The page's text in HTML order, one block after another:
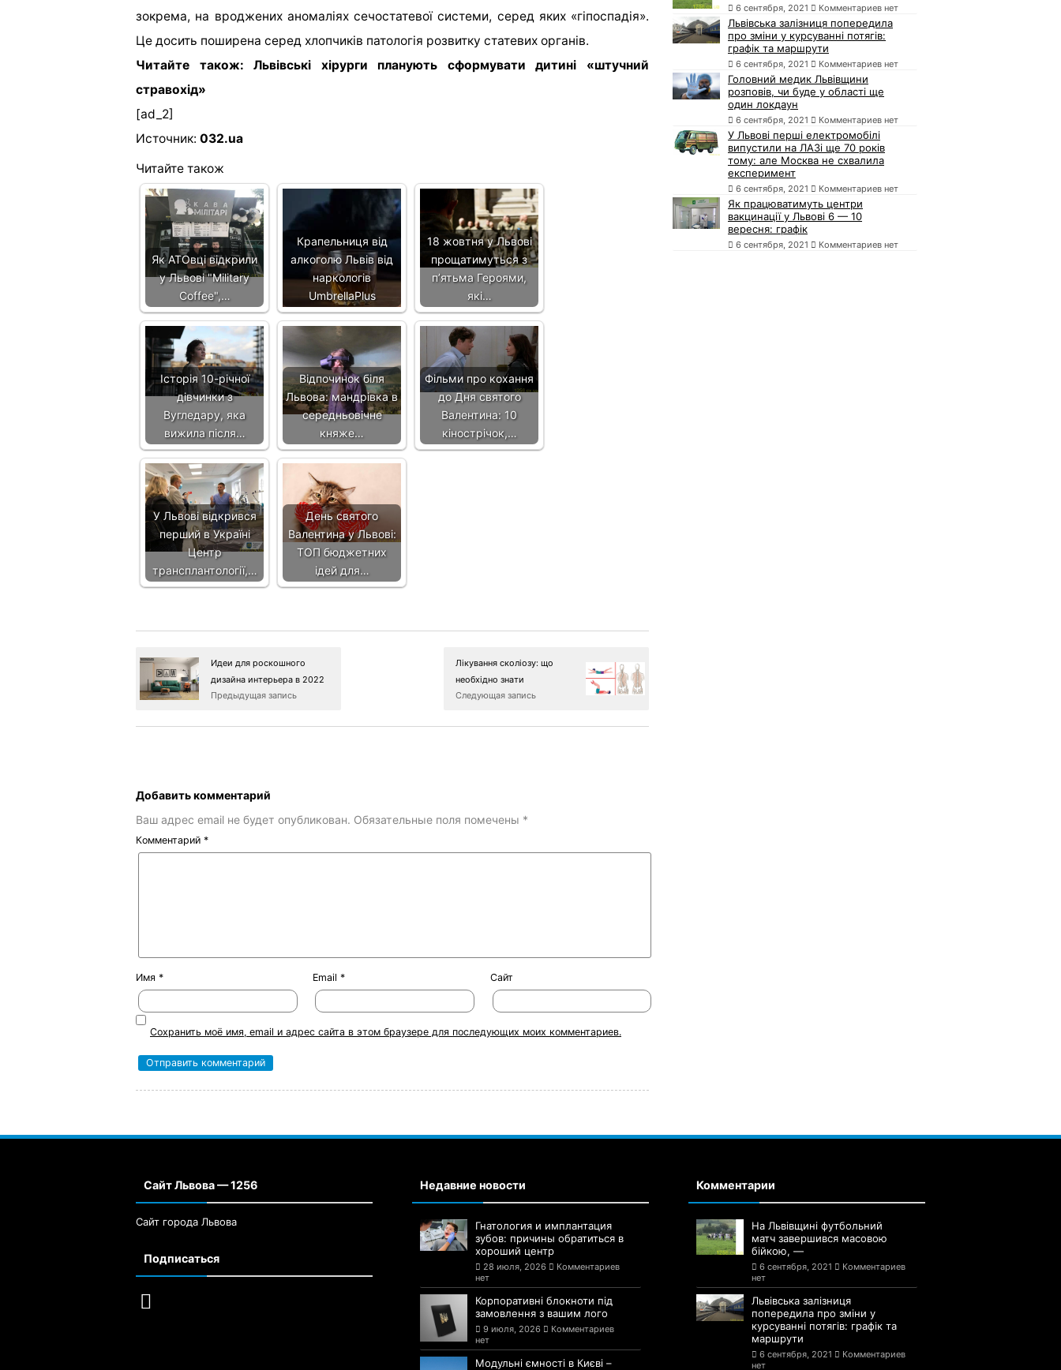
зокрема, на вроджених аномаліях сечостатевої системи, серед яких «гіпоспадія».
Це досить поширена серед хлопчиків патологія розвитку статевих органів.
Читайте також: Львівські хірурги планують сформувати дитині «штучний
стравохід»
[ad_2]
Источник: 032.ua
Читайте також
Як АТОвці відкрили
у Львові "Military
Coffee",…
Крапельниця від
алкоголю Львів від
наркологів
UmbrellaPlus
18 жовтня у Львові
прощатимуться з
п’ятьма Героями,
які…
Історія 10-річної
дівчинки з
Вугледару, яка
вижила після…
Відпочинок біля
Львова: мандрівка в
середньовічне
княже…
Фільми про кохання
до Дня святого
Валентина: 10
кінострічок,…
У Львові відкрився
перший в Україні
Центр
трансплантології,…
День святого
Валентина у Львові:
ТОП бюджетних
ідей для…
Идеи для роскошного
дизайна интерьера в 2022
Предыдущая запись
Лікування сколіозу: що
необхідно знати
Следующая запись
Добавить комментарий
Ваш адрес email не будет опубликован. Обязательные поля помечены *
Комментарий *
Имя * Email* Сайт
Сохранить моё имя, email и адрес сайта в этом браузере для последующих моих комментариев.
6 сентября, 2021 Комментариев нет
Львівська залізниця попередила
про зміни у курсуванні потягів:
графік та маршрути
6 сентября, 2021 Комментариев нет
Головний медик Львівщини
розповів, чи буде у області ще
один локдаун
6 сентября, 2021 Комментариев нет
У Львові перші електромобілі
випустили на ЛАЗі ще 70 років
тому: але Москва не схвалила
експеримент
6 сентября, 2021 Комментариев нет
Як працюватимуть центри
вакцинації у Львові 6 — 10
вересня: графік
6 сентября, 2021 Комментариев нет
Сайт Львова — 1256
Сайт города Львова
Подписаться
Недавние новости
Гнатология и имплантация
зубов: причины обратиться в
хороший центр
28 июля, 2026
Комментариев
нет
Корпоративні блокноти під
замовлення з вашим лого
9 июля, 2026
Комментариев
нет
Модульні ємності в Києві –
Комментарии
На Львівщині футбольний
матч завершився масовою
бійкою, —
6 сентября, 2021
Комментариев
нет
Львівська залізниця
попередила про зміни у
курсуванні потягів: графік та
маршрути
6 сентября, 2021
Комментариев
нет